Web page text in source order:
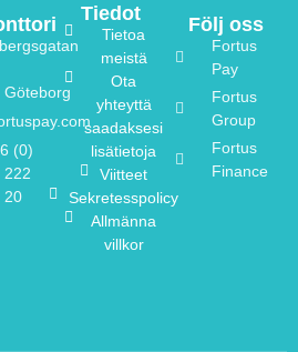
Göteborg
(0)
222
20
Tiedot
Tietoa
meistä
Ota
yhteyttä
saadaksesi
lisätietoja
Viitteet
Sekretesspolicy
Allmänna
villkor
Följ oss
Fortus
Pay
Fortus
Group
Fortus
Finance